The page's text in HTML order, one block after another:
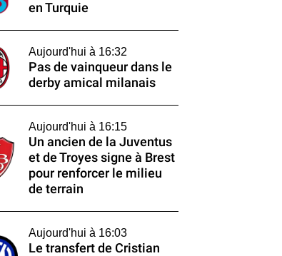
en Turquie
Aujourd'hui à 16:32
Pas de vainqueur dans le
derby amical milanais
Aujourd'hui à 16:15
Un ancien de la Juventus
et de Troyes signe à Brest
pour renforcer le milieu
de terrain
Aujourd'hui à 16:03
Le transfert de Cristian